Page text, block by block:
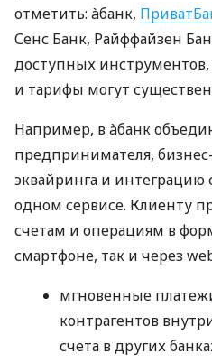
отметить: àбанк,
Сенс Банк, Райффайзен
доступных инструментов,
и тарифы могут
Например, в àбанк
предпринимателя,
эквайринга и
одном сервисе. Клиенту
счетам и операциям в
смартфоне, так и через
мгновенные
контрагентов
счета в других